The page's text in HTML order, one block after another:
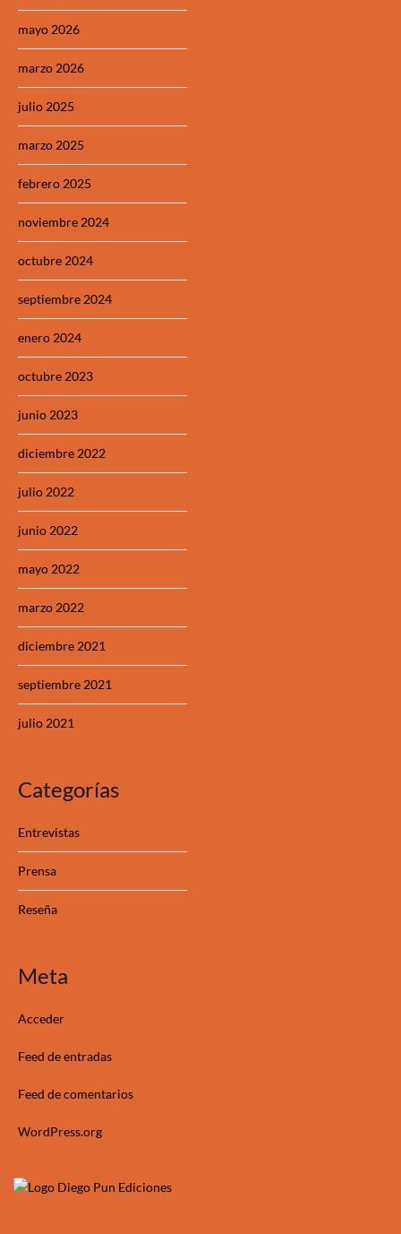
mayo 2026
marzo 2026
julio 2025
marzo 2025
febrero 2025
noviembre 2024
octubre 2024
septiembre 2024
enero 2024
octubre 2023
junio 2023
diciembre 2022
julio 2022
junio 2022
mayo 2022
marzo 2022
diciembre 2021
septiembre 2021
julio 2021
Categorías
Entrevistas
Prensa
Reseña
Meta
Acceder
Feed de entradas
Feed de comentarios
WordPress.org